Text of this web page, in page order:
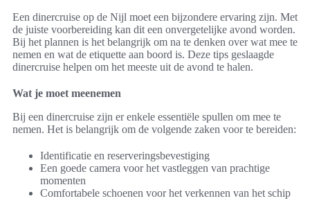
Een dinercruise op de Nijl moet een bijzondere ervaring zijn. Met
de juiste voorbereiding kan dit een onvergetelijke avond worden.
Bij het plannen is het belangrijk om na te denken over wat mee te
nemen en wat de etiquette aan boord is. Deze tips geslaagde
dinercruise helpen om het meeste uit de avond te halen.
Wat je moet meenemen
Bij een dinercruise zijn er enkele essentiële spullen om mee te
nemen. Het is belangrijk om de volgende zaken voor te bereiden:
Identificatie en reserveringsbevestiging
Een goede camera voor het vastleggen van prachtige
momenten
Comfortabele schoenen voor het verkennen van het schip